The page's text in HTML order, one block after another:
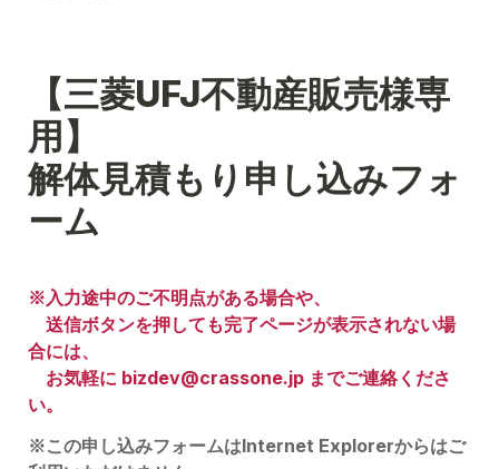
【三菱UFJ不動産販売様専
用】
解体見積もり申し込みフォ
ーム
※入力途中のご不明点がある場合や、
送信ボタンを押しても完了ページが表示されない場
合には、
お気軽に bizdev@crassone.jp までご連絡くださ
い。
※この申し込みフォームはInternet Explorerからはご